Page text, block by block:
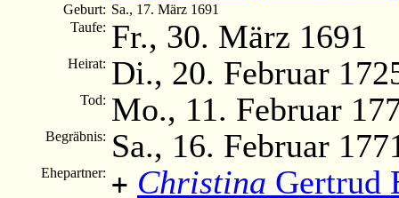
Geburt: Sa., 17. März 1691
Taufe: Fr., 30. März 1691
Heirat: Di., 20. Februar
Tod: Mo., 11. Februar
Begräbnis: Sa., 16. Februar
Ehepartner: + Christina Gertrud